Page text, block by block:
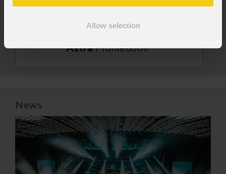
Allow selection
AstraProfile600IP
News